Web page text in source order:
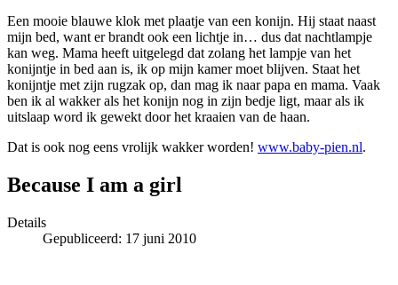
Een mooie blauwe klok met plaatje van een konijn. Hij staat naast
mijn bed, want er brandt ook een lichtje in… dus dat nachtlampje
kan weg. Mama heeft uitgelegd dat zolang het lampje van het
konijntje in bed aan is, ik op mijn kamer moet blijven. Staat het
konijntje met zijn rugzak op, dan mag ik naar papa en mama. Vaak
ben ik al wakker als het konijn nog in zijn bedje ligt, maar als ik
uitslaap word ik gewekt door het kraaien van de haan.
Dat is ook nog eens vrolijk wakker worden! www.baby-pien.nl.
Because I am a girl
Details
Gepubliceerd: 17 juni 2010